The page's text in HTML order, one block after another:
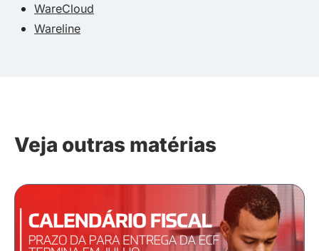
WareCloud
Wareline
Veja outras matérias